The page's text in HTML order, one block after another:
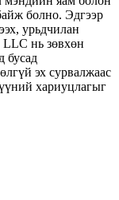
болно. Эдгээр
урьдчилан
нь зөвхөн
бусад
эх сурвалжаас
хариуцлагыг